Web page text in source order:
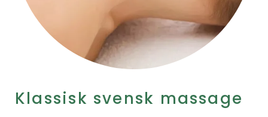
Klassisk svensk massage